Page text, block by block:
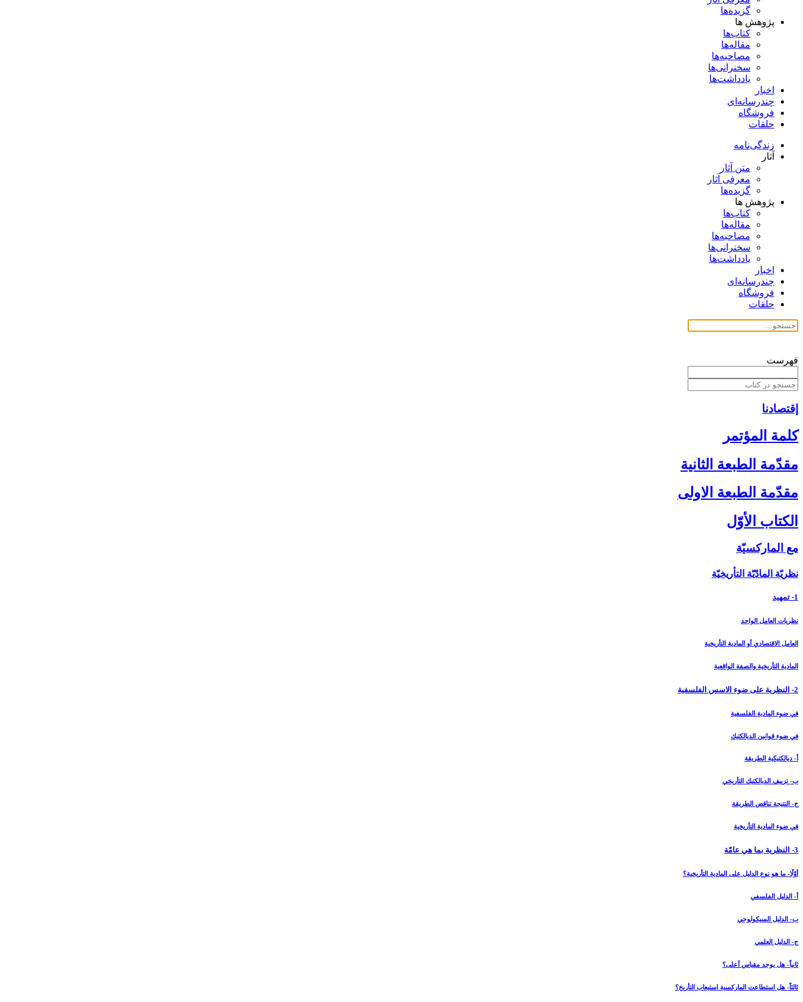
گزیده‌ها
پژوهش ها
کتاب‌ها
مقاله‌ها
مصاحبه‌ها
سخنرانی‌ها
یادداشت‌ها
اخبار
چندرسانه‌ای
فروشگاه
حلقات
زندگی‌نامه
آثار
متن آثار
معرفی آثار
گزیده‌ها
پژوهش ها
کتاب‌ها
مقاله‌ها
مصاحبه‌ها
سخنرانی‌ها
یادداشت‌ها
اخبار
چندرسانه‌ای
فروشگاه
حلقات
فهرست
إقتصادنا
كلمة المؤتمر
مقدّمة الطبعة الثانية
مقدّمة الطبعة الاولى‏
الكتاب الأوّل‏
مع الماركسيّة
نظريّة المادّيّة التأريخيّة
1- تمهيد
نظريات العامل الواحد
العامل الاقتصادي أو المادية التأريخية
المادية التأريخية والصفة الواقعية
2- النظرية على ضوء الاسس الفلسفية
في ضوء المادية الفلسفية
في ضوء قوانين الديالكتيك
أ- ديالكتيكية الطريقة
ب- تزييف الديالكتيك التأريخي
ج- النتيجة تناقض الطريقة
في ضوء المادية التأريخية
3- النظرية بما هي عامّة
أوّلًا- ما هو نوع الدليل على المادية التأريخية؟
أ- الدليل الفلسفي
ب- الدليل السيكولوجي
ج- الدليل العلمي
ثانياً- هل يوجد مقياس أعلى؟
ثالثاً- هل استطاعت الماركسية استيعاب التأريخ؟